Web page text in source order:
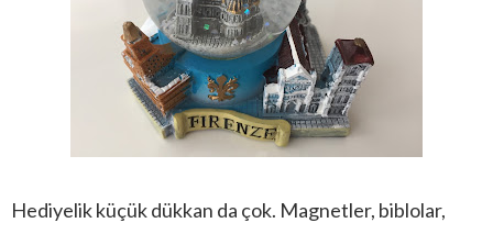
Hediyelik küçük dükkan da çok. Magnetler, biblolar,